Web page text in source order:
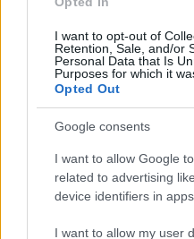
I want to opt-out of
Retention, Sale, and/or
Personal Data that Is
Purposes for which it
Opted Out
Google consents
I want to allow Google
related to advertising
device identifiers in apps.
I want to allow my user
felbontású
sebességű videókat
1080p@30fps az
4. Az akkumulátor
gyorstöltési